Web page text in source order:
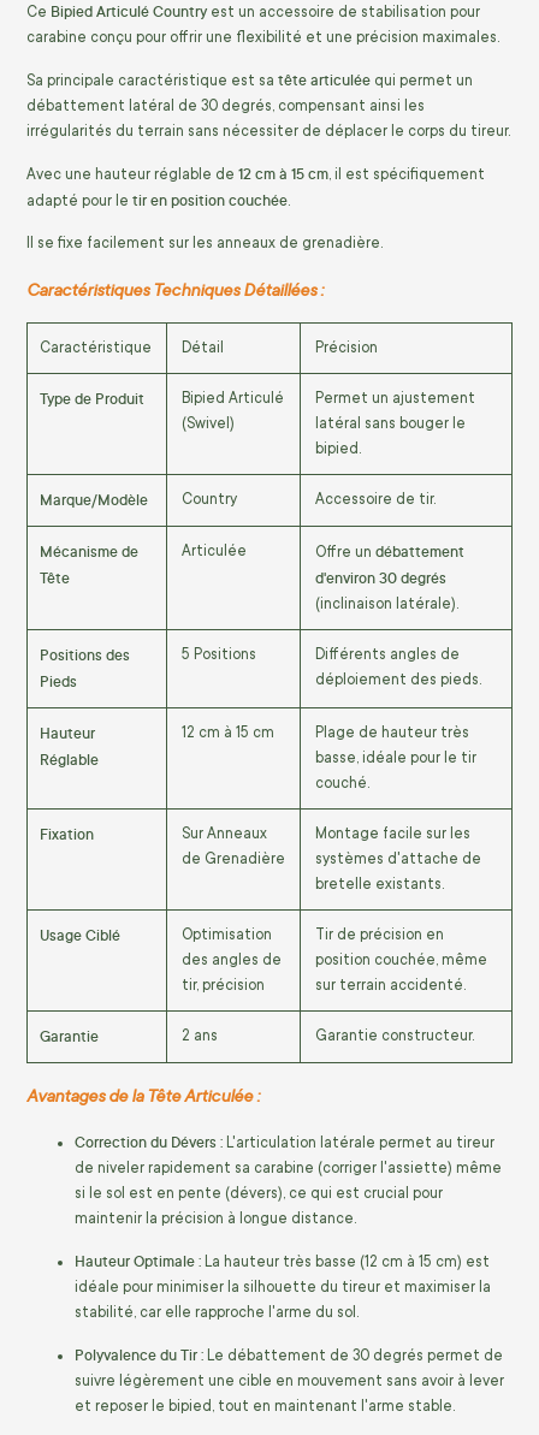
Ce Bipied Articulé Country est un accessoire de stabilisation pour
carabine conçu pour offrir une flexibilité et une précision maximales.
Sa principale caractéristique est sa tête articulée qui permet un
débattement latéral de 30 degrés, compensant ainsi les
irrégularités du terrain sans nécessiter de déplacer le corps du tireur.
Avec une hauteur réglable de 12cmà 15cm, il est spécifiquement
adapté pour le tir en position couchée.
Il se fixe facilement sur les anneaux de grenadière.
Caractéristiques Techniques Détaillées :
Caractéristique Détail Précision
Type de Produit
Bipied Articulé
(Swivel)
Permet un ajustement
latéral sans bouger le
bipied.
Marque/Modèle Country Accessoire de tir.
Mécanisme de
Tête
Articulée Offre un débattement
d'environ30degrés
(inclinaison latérale).
Positions des
Pieds
5 Positions
Différents angles de
déploiement des pieds.
Hauteur
Réglable
12 cm à 15 cm
Plage de hauteur très
basse, idéale pour le tir
couché.
Fixation
Sur Anneaux
de Grenadière
Montage facile sur les
systèmes d'attache de
bretelle existants.
Usage Ciblé
Optimisation
des angles de
tir, précision
Tir de précision en
position couchée, même
sur terrain accidenté.
Garantie 2 ans Garantie constructeur.
Avantages de la Tête Articulée :
Correction du Dévers : L'articulation latérale permet au tireur
de niveler rapidement sa carabine (corriger l'assiette) même
si le sol est en pente (dévers), ce qui est crucial pour
maintenir la précision à longue distance.
Hauteur Optimale : La hauteur très basse (12 cm à 15 cm) est
idéale pour minimiser la silhouette du tireur et maximiser la
stabilité, car elle rapproche l'arme du sol.
Polyvalence du Tir : Le débattement de 30 degrés permet de
suivre légèrement une cible en mouvement sans avoir à lever
et reposer le bipied, tout en maintenant l'arme stable.